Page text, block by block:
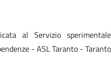
al Servizio sperimentale
- ASL Taranto - Taranto